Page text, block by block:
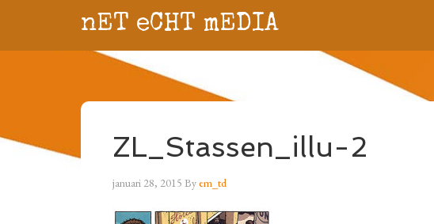
nET eCHT mEDIA
ZL_Stassen_illu-2
januari 28, 2015 Byem_td